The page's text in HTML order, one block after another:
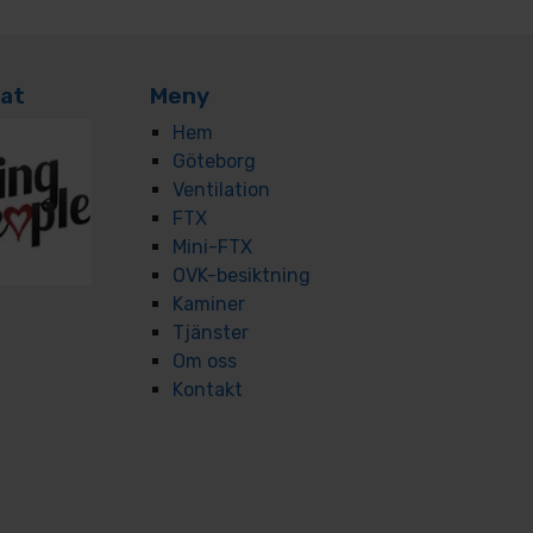
Meny
Hem
Göteborg
Ventilation
FTX
Mini-FTX
OVK-besiktning
Kaminer
Tjänster
Om oss
Kontakt